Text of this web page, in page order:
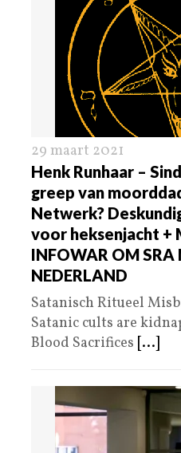
29 maart 2021
Henk Runhaar –
greep van
Netwerk?
voor heksenjacht +
INFOWAR OM SRA
NEDERLAND
Satanisch Ritueel
Satanic cults are
Blood Sacrifices [...]